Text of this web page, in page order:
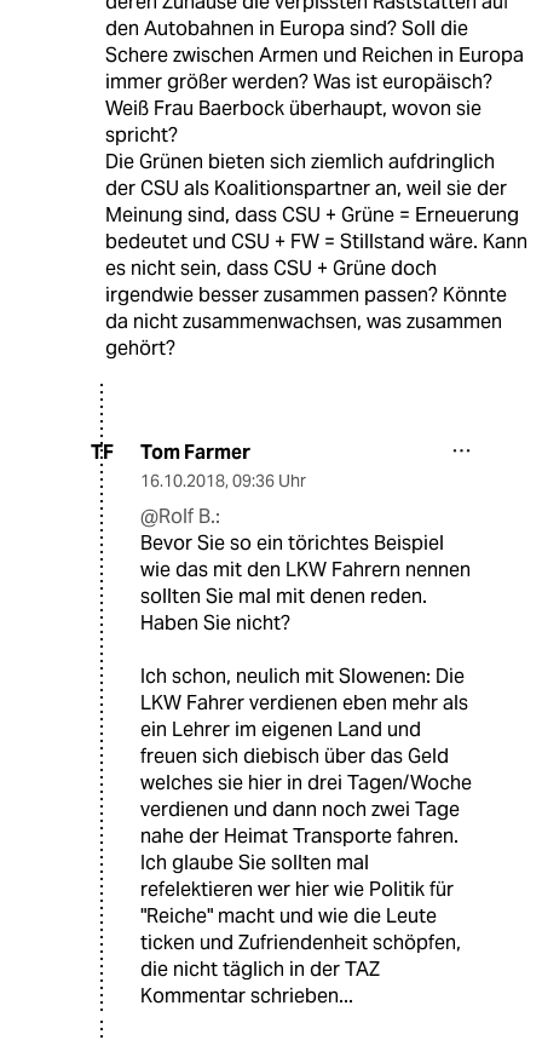
den Autobahnen in Europa sind? Soll die
Schere zwischen Armen und Reichen in Europa
immer größer werden? Was ist europäisch?
Weiß Frau Baerbock überhaupt, wovon sie
spricht?
Die Grünen bieten sich ziemlich aufdringlich
der CSU als Koalitionspartner an, weil sie der
Meinung sind, dass CSU + Grüne = Erneuerung
bedeutet und CSU + FW = Stillstand wäre. Kann
es nicht sein, dass CSU + Grüne doch
irgendwie besser zusammen passen? Könnte
da nicht zusammenwachsen, was zusammen
gehört?
TF Tom Farmer
16.10.2018, 09:36 Uhr
@Rolf B.:
Bevor Sie so ein törichtes Beispiel
wie das mit den LKW Fahrern nennen
sollten Sie mal mit denen reden.
Haben Sie nicht?
Ich schon, neulich mit Slowenen: Die
LKW Fahrer verdienen eben mehr als
ein Lehrer im eigenen Land und
freuen sich diebisch über das Geld
welches sie hier in drei Tagen/Woche
verdienen und dann noch zwei Tage
nahe der Heimat Transporte fahren.
Ich glaube Sie sollten mal
refelektieren wer hier wie Politik für
"Reiche" macht und wie die Leute
ticken und Zufriendenheit schöpfen,
die nicht täglich in der TAZ
Kommentar schrieben...